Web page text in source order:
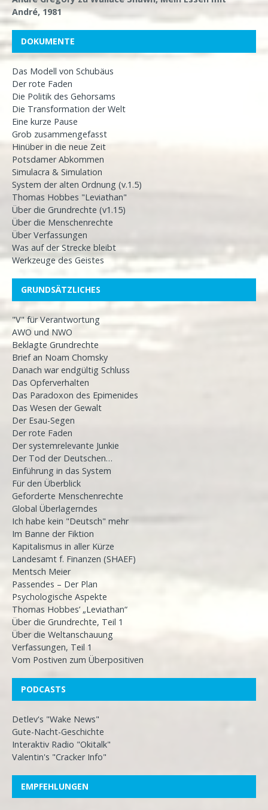
André, 1981
DOKUMENTE
Das Modell von Schubäus
Der rote Faden
Die Politik des Gehorsams
Die Transformation der Welt
Eine kurze Pause
Grob zusammengefasst
Hinüber in die neue Zeit
Potsdamer Abkommen
Simulacra & Simulation
System der alten Ordnung (v.1.5)
Thomas Hobbes "Leviathan"
Über die Grundrechte (v1.15)
Über die Menschenrechte
Über Verfassungen
Was auf der Strecke bleibt
Werkzeuge des Geistes
GRUNDSÄTZLICHES
"V" für Verantwortung
AWO und NWO
Beklagte Grundrechte
Brief an Noam Chomsky
Danach war endgültig Schluss
Das Opferverhalten
Das Paradoxon des Epimenides
Das Wesen der Gewalt
Der Esau-Segen
Der rote Faden
Der systemrelevante Junkie
Der Tod der Deutschen…
Einführung in das System
Für den Überblick
Geforderte Menschenrechte
Global Überlagerndes
Ich habe kein "Deutsch" mehr
Im Banne der Fiktion
Kapitalismus in aller Kürze
Landesamt f. Finanzen (SHAEF)
Mentsch Meier
Passendes – Der Plan
Psychologische Aspekte
Thomas Hobbes’ „Leviathan“
Über die Grundrechte, Teil 1
Über die Weltanschauung
Verfassungen, Teil 1
Vom Postiven zum Überpositiven
PODCASTS
Detlev's "Wake News"
Gute-Nacht-Geschichte
Interaktiv Radio "Okitalk"
Valentin's "Cracker Info"
EMPFEHLUNGEN